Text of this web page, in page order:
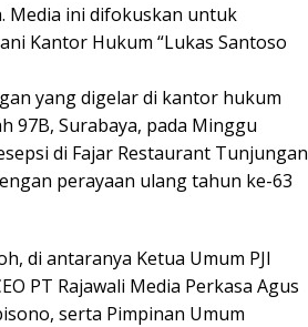
Media ini difokuskan untuk
Kantor Hukum “Lukas Santoso
yang digelar di kantor hukum
97B, Surabaya, pada Minggu
di Fajar Restaurant Tunjungan
perayaan ulang tahun ke-63
di antaranya Ketua Umum PJI
PT Rajawali Media Perkasa Agus
serta Pimpinan Umum